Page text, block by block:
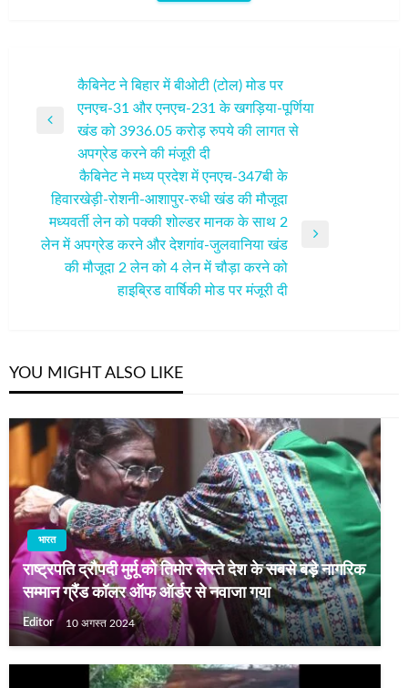
नेविगेशन
Previous
कैबिनेट ने बिहार में बीओटी (टोल) मोड पर
एनएच-31 और एनएच-231 के खगड़िया-पूर्णिया
खंड को 3936.05 करोड़ रुपये की लागत से
अपग्रेड करने की मंजूरी दी
Next
Post
कैबिनेट ने मध्य प्रदेश में एनएच-347बी के
हिवारखेड़ी-रोशनी-आशापुर-रुधी खंड की मौजूदा
मध्यवर्ती लेन को पक्की शोल्डर मानक के साथ 2
लेन में अपग्रेड करने और देशगांव-जुलवानिया खंड
की मौजूदा 2 लेन को 4 लेन में चौड़ा करने को
हाइब्रिड वार्षिकी मोड पर मंजूरी दी
YOU MIGHT ALSO LIKE
भारत
राष्‍ट्रपति द्रौपदी मुर्मू को तिमोर लेस्‍ते देश के सबसे बड़े नागरिक
सम्मान ग्रैंड कॉलर ऑफ ऑर्डर से नवाजा गया
Editor 10 अगस्त 2024